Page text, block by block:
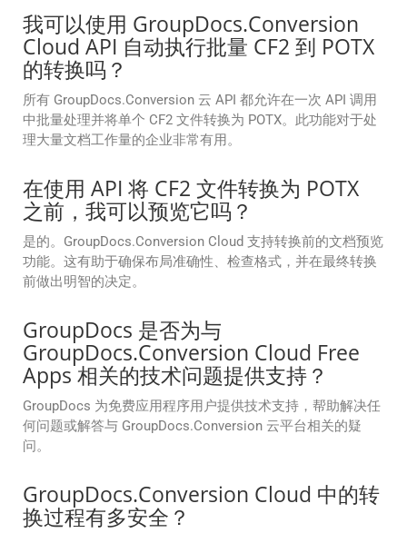
我可以使用 GroupDocs.Conversion
Cloud API 自动执行批量 CF2 到 POTX
的转换吗？
所有 GroupDocs.Conversion 云 API 都允许在一次 API 调用
中批量处理并将单个 CF2 文件转换为 POTX。此功能对于处
理大量文档工作量的企业非常有用。
在使用 API 将 CF2 文件转换为 POTX
之前，我可以预览它吗？
是的。GroupDocs.Conversion Cloud 支持转换前的文档预览
功能。这有助于确保布局准确性、检查格式，并在最终转换
前做出明智的决定。
GroupDocs 是否为与
GroupDocs.Conversion Cloud Free
Apps 相关的技术问题提供支持？
GroupDocs 为免费应用程序用户提供技术支持，帮助解决任
何问题或解答与 GroupDocs.Conversion 云平台相关的疑
问。
GroupDocs.Conversion Cloud 中的转
换过程有多安全？